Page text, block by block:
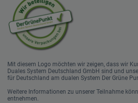
Mit diesem Logo möchten wir zeigen, dass wir
Duales System Deutschland GmbH sind und
für Deutschland am dualen System Der Grüne
Weitere Informationen zu unserer Teilnahme
entnehmen.